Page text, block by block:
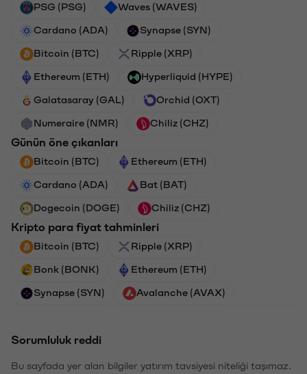
PSG (PSG) Waves (WAVES)
Cardano (ADA) Synapse (SYN)
Bitcoin (BTC) Ripple (XRP)
Ethereum (ETH) Hyperliquid (HYPE)
Galatasaray (GAL) Orchid (OXT)
Numeraire (NMR) Chiliz (CHZ)
Günün öne çıkanları
Bitcoin (BTC) Ethereum (ETH)
Cardano (ADA) Bat (BAT)
Dogecoin (DOGE) Chiliz (CHZ)
Kripto para fiyat tahminleri
Bitcoin (BTC) Ripple (XRP)
Bonk (BONK) Ethereum (ETH)
Synapse (SYN) Avalanche (AVAX)
Sorumluluk reddi
Bu sayfada yer alan bilgiler yatırım tavsiyesi niteliği taşımaz.